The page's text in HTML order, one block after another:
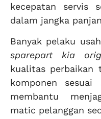
kecepatan servis
dalam jangka
Banyak pelaku
sparepart kia
kualitas perbaikan
komponen sesuai
membantu
matic pelanggan